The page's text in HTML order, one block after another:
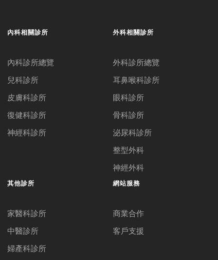
內科相關診所
內科診所總覽
兒科診所
皮膚科診所
復健科診所
神經科診所
外科相關診所
外科診所總覽
耳鼻喉科診所
眼科診所
骨科診所
泌尿科診所
整型外科
神經外科
其他診所
家醫科診所
中醫診所
婦產科診所
網站服務
商業合作
客戶支援